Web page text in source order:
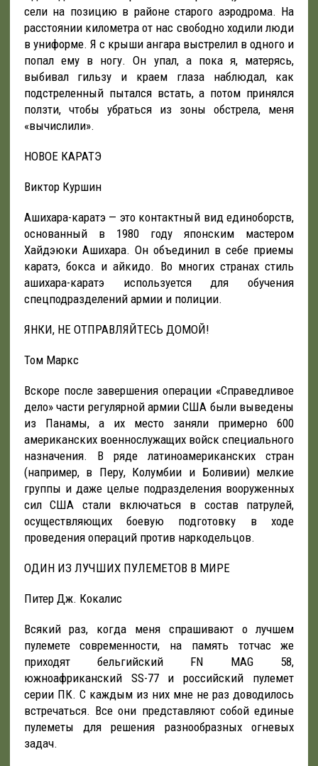
сели на позицию в районе старого аэродрома. На
расстоянии километра от нас свободно ходили люди
в униформе. Я с крыши ангара выстрелил в одного и
попал ему в ногу. Он упал, а пока я, матерясь,
выбивал гильзу и краем глаза наблюдал, как
подстреленный пытался встать, а потом принялся
ползти, чтобы убраться из зоны обстрела, меня
«вычислили».
НОВОЕ КАРАТЭ
Виктор Куршин
Ашихара-каратэ — это контактный вид единоборств,
основанный в 1980 году японским мастером
Хайдэюки Ашихара. Он объединил в себе приемы
каратэ, бокса и айкидо. Во многих странах стиль
ашихара-каратэ используется для обучения
спецподразделений армии и полиции.
ЯНКИ, НЕ ОТПРАВЛЯЙТЕСЬ ДОМОЙ!
Том Маркс
Вскоре после завершения операции «Справедливое
дело» части регулярной армии США были выведены
из Панамы, а их место заняли примерно 600
американских военнослужащих войск специального
назначения. В ряде латиноамериканских стран
(например, в Перу, Колумбии и Боливии) мелкие
группы и даже целые подразделения вооруженных
сил США стали включаться в состав патрулей,
осуществляющих боевую подготовку в ходе
проведения операций против наркодельцов.
ОДИН ИЗ ЛУЧШИХ ПУЛЕМЕТОВ В МИРЕ
Питер Дж. Кокалис
Всякий раз, когда меня спрашивают о лучшем
пулемете современности, на память тотчас же
приходят бельгийский FN MAG 58,
южноафриканский SS-77 и российский пулемет
серии ПК. С каждым из них мне не раз доводилось
встречаться. Все они представляют собой единые
пулеметы для решения разнообразных огневых
задач.